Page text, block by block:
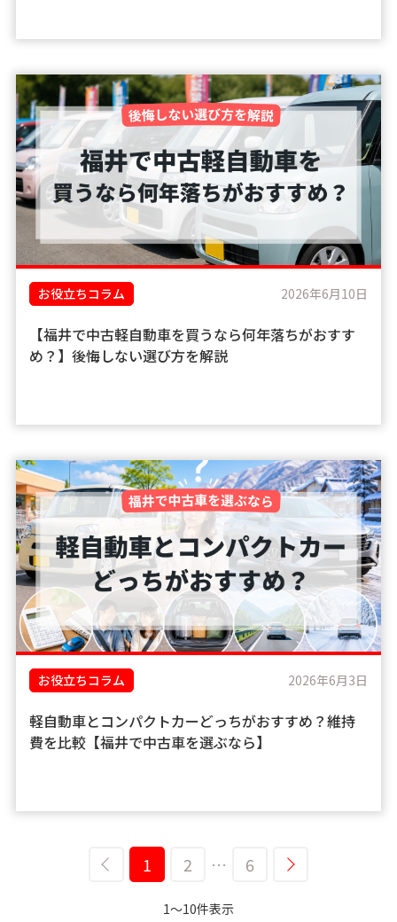
お役立ちコラム 2026年6月10日
【福井で中古軽自動車を買うなら何年落ちがおすす
め？】後悔しない選び方を解説
お役立ちコラム 2026年6月3日
軽自動車とコンパクトカーどっちがおすすめ？維持
費を比較【福井で中古車を選ぶなら】
1 2 … 6
1～10件表示